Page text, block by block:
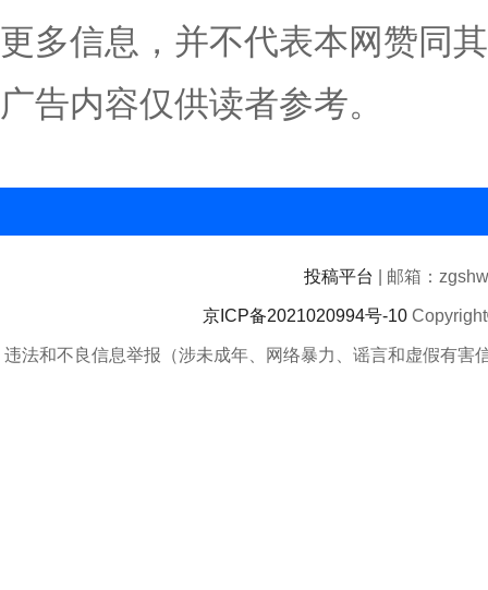
更多信息，并不代表本网赞同
广告内容仅供读者参考。
投稿平台 | 邮箱：
京ICP备2021020994号-10
违法和不良信息举报（涉未成年、网络暴力、谣言和虚假有